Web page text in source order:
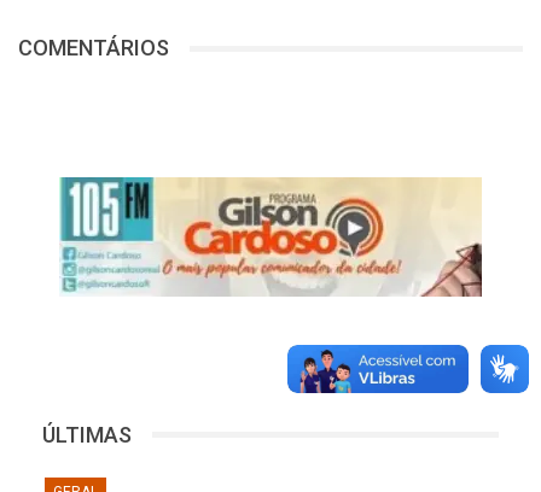
COMENTÁRIOS
ÚLTIMAS